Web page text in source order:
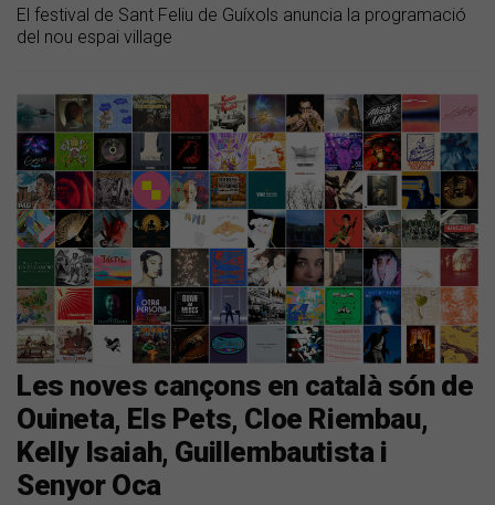
El festival de Sant Feliu de Guíxols anuncia la programació
del nou espai village
Les noves cançons en català són de
Ouineta, Els Pets, Cloe Riembau,
Kelly Isaiah, Guillembautista i
Senyor Oca